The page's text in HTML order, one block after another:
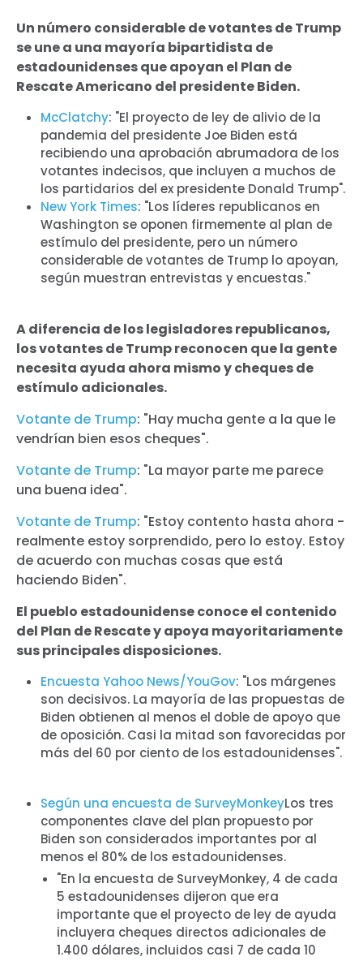
Un número considerable de votantes de Trump
se une a una mayoría bipartidista de
estadounidenses que apoyan el Plan de
Rescate Americano del presidente Biden.
McClatchy: "El proyecto de ley de alivio de la
pandemia del presidente Joe Biden está
recibiendo una aprobación abrumadora de los
votantes indecisos, que incluyen a muchos de
los partidarios del ex presidente Donald Trump".
New York Times: "Los líderes republicanos en
Washington se oponen firmemente al plan de
estímulo del presidente, pero un número
considerable de votantes de Trump lo apoyan,
según muestran entrevistas y encuestas."
A diferencia de los legisladores republicanos,
los votantes de Trump reconocen que la gente
necesita ayuda ahora mismo y cheques de
estímulo adicionales.
Votante de Trump: "Hay mucha gente a la que le
vendrían bien esos cheques".
Votante de Trump: "La mayor parte me parece
una buena idea".
Votante de Trump: "Estoy contento hasta ahora -
realmente estoy sorprendido, pero lo estoy. Estoy
de acuerdo con muchas cosas que está
haciendo Biden".
El pueblo estadounidense conoce el contenido
del Plan de Rescate y apoya mayoritariamente
sus principales disposiciones.
Encuesta Yahoo News/YouGov: "Los márgenes
son decisivos. La mayoría de las propuestas de
Biden obtienen al menos el doble de apoyo que
de oposición. Casi la mitad son favorecidas por
más del 60 por ciento de los estadounidenses".
Según una encuesta de SurveyMonkeyLos tres
componentes clave del plan propuesto por
Biden son considerados importantes por al
menos el 80% de los estadounidenses.
"En la encuesta de SurveyMonkey, 4 de cada
5 estadounidenses dijeron que era
importante que el proyecto de ley de ayuda
incluyera cheques directos adicionales de
1.400 dólares, incluidos casi 7 de cada 10